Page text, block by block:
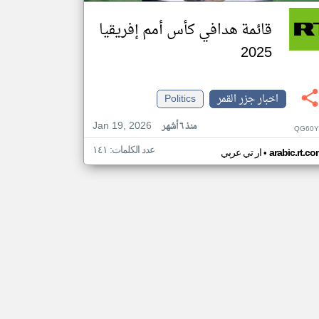
قائمة هدافي كأس أمم إفريقيا
2025
اخبار جزر القمر
Politics
Jan 19, 2026
منذ ٦ أشهر
ار تي عربي• عدد الكلمات: ١٤١